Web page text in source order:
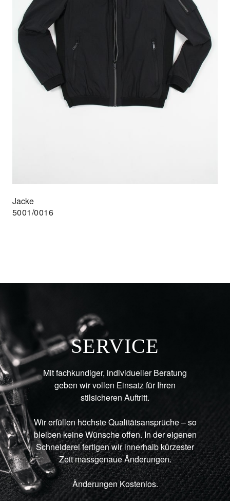
Jacke
5001/0016
SERVICE
Mit fachkundiger, individueller Beratung
geben wir vollen Einsatz für Ihren
stilsicheren Auftritt.
Wir erfüllen höchste Qualitätsansprüche – so
bleiben keine Wünsche offen. In der eigenen
Schneiderei fertigen wir innerhalb kürzester
Zeit massgenaue Änderungen.
Änderungen Kostenlos.